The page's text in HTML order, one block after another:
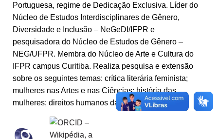
Portuguesa, regime de Dedicação Exclusiva. Líder do
Núcleo de Estudos Interdisciplinares de Gênero,
Diversidade e Inclusão – NeGeDI/IFPR e
pesquisadora do Núcleo de Estudos de Gênero –
NEG/UFPR. Membra do Núcleo de Arte e Cultura do
IFPR campus Curitiba. Realiza pesquisa e extensão
sobre os seguintes temas: crítica literária feminista;
mulheres nas Artes e nas Ciências; história das
mulheres; direitos humanos das mulheres.